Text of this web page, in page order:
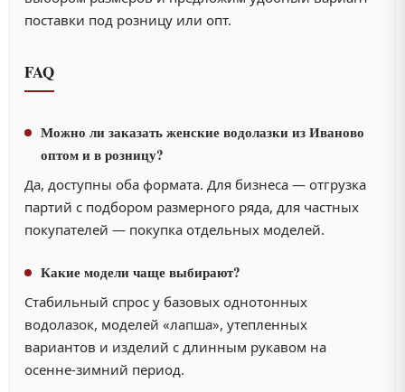
поставки под розницу или опт.
FAQ
Можно ли заказать женские водолазки из Иваново
оптом и в розницу?
Да, доступны оба формата. Для бизнеса — отгрузка
партий с подбором размерного ряда, для частных
покупателей — покупка отдельных моделей.
Какие модели чаще выбирают?
Стабильный спрос у базовых однотонных
водолазок, моделей «лапша», утепленных
вариантов и изделий с длинным рукавом на
осенне-зимний период.